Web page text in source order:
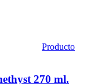
Producto
270 ml.